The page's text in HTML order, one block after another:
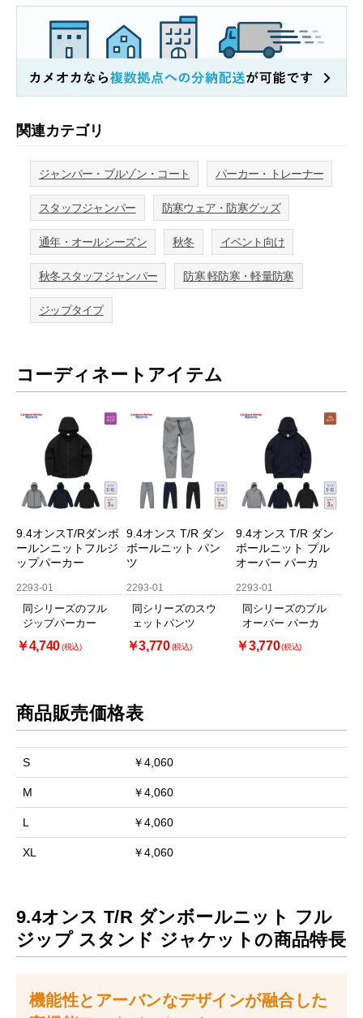
関連カテゴリ
ジャンパー・ブルゾン・コート パーカー・トレーナー
スタッフジャンパー 防寒ウェア・防寒グッズ
通年・オールシーズン 秋冬 イベント向け
秋冬スタッフジャンパー 防寒 軽防寒・軽量防寒
ジップタイプ
コーディネートアイテム
9.4オンスT/Rダンボ
ールンニットフルジ
ップパーカー
2293-01
同シリーズのフル
ジップパーカー
￥4,740(税込)
9.4オンス T/R ダン
ボールニット パン
ツ
2293-01
同シリーズのスウ
ェットパンツ
￥3,770 (税込)
9.4オンス T/R ダン
ボールニット プル
オーバー パーカ
2293-01
同シリーズのプル
オーバー パーカ
￥3,770(税込)
商品販売価格表
S ￥4,060
M ￥4,060
L ￥4,060
XL ￥4,060
9.4オンス T/R ダンボールニット フル
ジップ スタンド ジャケットの商品特長
機能性とアーバンなデザインが融合した